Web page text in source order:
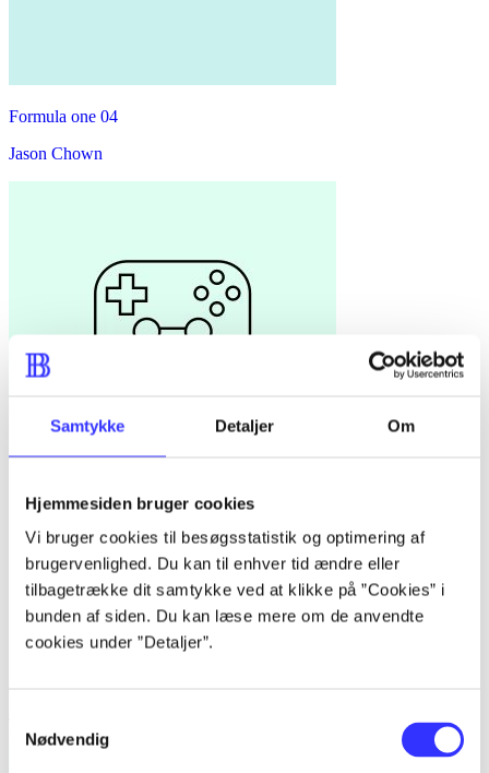
Samtykke Detaljer Om
Hjemmesiden bruger cookies
Vi bruger cookies til besøgsstatistik og optimering af
brugervenlighed. Du kan til enhver tid ændre eller
tilbagetrække dit samtykke ved at klikke på ”Cookies” i
bunden af siden. Du kan læse mere om de anvendte
cookies under ”Detaljer”.
Nødvendig
Formula one 04
Jason Chown